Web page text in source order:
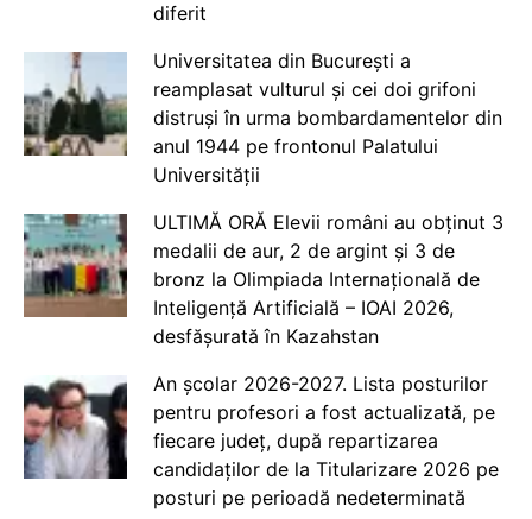
diferit
Universitatea din București a
reamplasat vulturul și cei doi grifoni
distruși în urma bombardamentelor din
anul 1944 pe frontonul Palatului
Universității
ULTIMĂ ORĂ Elevii români au obținut 3
medalii de aur, 2 de argint și 3 de
bronz la Olimpiada Internațională de
Inteligență Artificială – IOAI 2026,
desfășurată în Kazahstan
An școlar 2026-2027. Lista posturilor
pentru profesori a fost actualizată, pe
fiecare județ, după repartizarea
candidaților de la Titularizare 2026 pe
posturi pe perioadă nedeterminată